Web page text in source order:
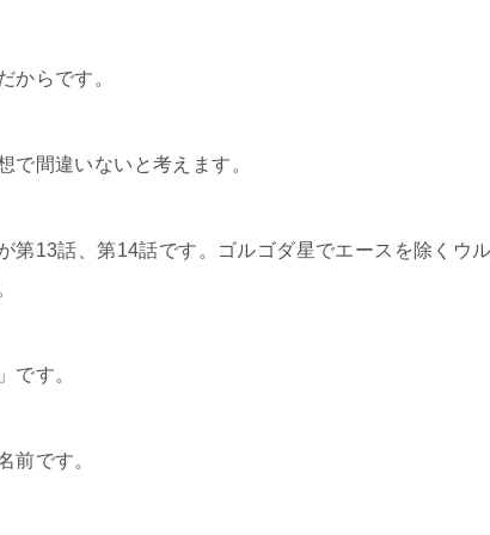
からです。
で間違いないと考えます。
第13話、第14話です。ゴルゴダ星でエースを除くウ
です。
前です。